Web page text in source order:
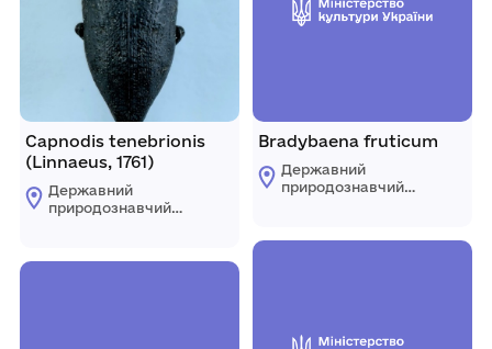
Capnodis tenebrionis
(Linnaeus, 1761)
Державний
природознавчий
України
Bradybaena fruticum
Державний
природознавчий
України